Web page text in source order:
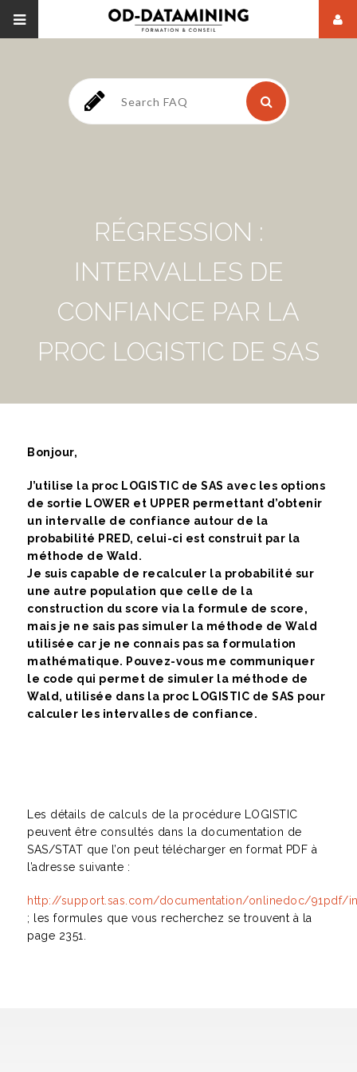
RÉGRESSION :
INTERVALLES DE
CONFIANCE PAR LA
PROC LOGISTIC DE SAS
Bonjour,
J’utilise la proc LOGISTIC de SAS avec les options
de sortie LOWER et UPPER permettant d’obtenir
un intervalle de confiance autour de la
probabilité PRED, celui-ci est construit par la
méthode de Wald.
Je suis capable de recalculer la probabilité sur
une autre population que celle de la
construction du score via la formule de score,
mais je ne sais pas simuler la méthode de Wald
utilisée car je ne connais pas sa formulation
mathématique. Pouvez-vous me communiquer
le code qui permet de simuler la méthode de
Wald, utilisée dans la proc LOGISTIC de SAS pour
calculer les intervalles de confiance.
Les détails de calculs de la procédure LOGISTIC
peuvent être consultés dans la documentation de
SAS/STAT que l’on peut télécharger en format PDF à
l’adresse suivante :
http://support.sas.com/documentation/onlinedoc/91pdf/
; les formules que vous recherchez se trouvent à la
page 2351.